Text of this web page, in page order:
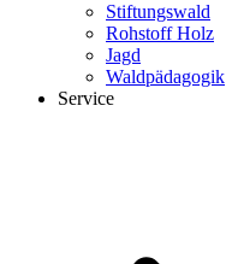
Stiftungswald
Rohstoff Holz
Jagd
Waldpädagogik
Service